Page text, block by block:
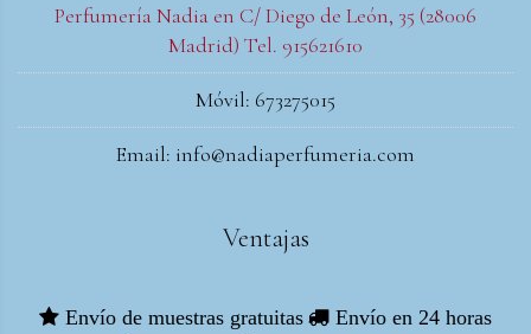
Perfumería Nadia en C/ Diego de León, 35 (28006
Madrid) Tel. 915621610
Móvil: 673275015
Email: info@nadiaperfumeria.com
Ventajas
Envío de muestras gratuitas
Envío en 24 horas